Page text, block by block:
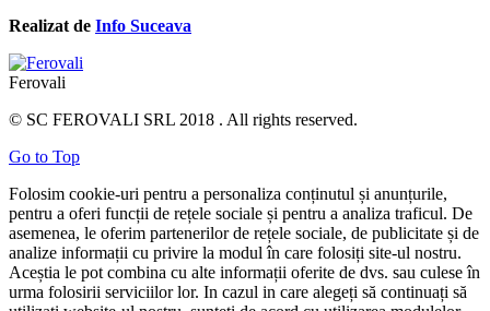
Realizat de Info Suceava
Ferovali
© SC FEROVALI SRL 2018 . All rights reserved.
Go to Top
Folosim cookie-uri pentru a personaliza conținutul și anunțurile,
pentru a oferi funcții de rețele sociale și pentru a analiza traficul. De
asemenea, le oferim partenerilor de rețele sociale, de publicitate și de
analize informații cu privire la modul în care folosiți site-ul nostru.
Aceștia le pot combina cu alte informații oferite de dvs. sau culese în
urma folosirii serviciilor lor. In cazul in care alegeți să continuați să